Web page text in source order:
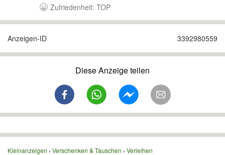
Zufriedenheit: TOP
Anzeigen-ID 3392980559
Diese Anzeige teilen
Kleinanzeigen Verschenken & Tauschen Verleihen